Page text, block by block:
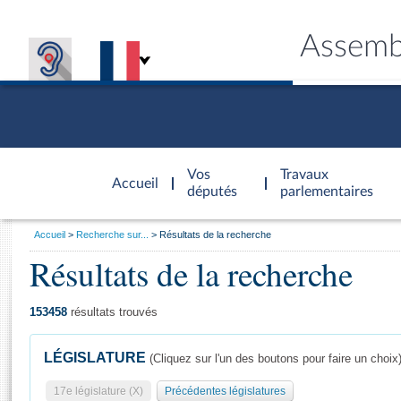
Accueil
d'accueil
Vos
députés
Travaux
parlementaires
Général
Vous
Accueil Recherche sur... Résultats de la recherche
Résultats de la recherche
153458 résultats trouvés
LÉGISLATURE (Cliquez sur l'un des boutons pour faire un choix)
17e législature (X) Précédentes législatures